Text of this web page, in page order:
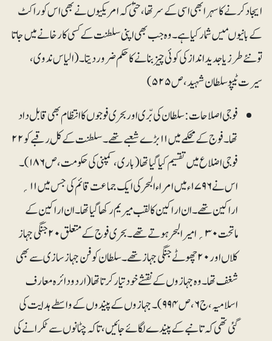
ایجاد کرنے کا سہرا بھی اسی کے سر تھا، حتیٰ کہ امریکیوں نے بھی اس کو راکٹ
کے بانیوںمیں شمار کیا ہے۔ وہ جب بھی اپنی سلطنت کے کسی کارخانے میں جاتا
تو نئے طرز یا جدید انداز کی کوئی چیز بنانے کا حکم ضرور دیتا۔(الیاس ندوی،
سیرت ٹیپو سلطان شہید،ص ۵۲۵ )
فوجی اصلاحات: سلطان کی بّری اور بحری فوجوں کا انتظام بھی قابل داد
تھا۔ فوج کے محکمے میں ۱۱بڑے شعبے تھے۔ سلطنت کے کُل رقبے کو ۲۲
فوجی اضلاع میں تقسیم کیا گیا تھا (باری، کمپنی کی حکومت،ص ۱۸۶)۔
اس نے ۱۷۹۶ء میں امراء البحر کی ایک جماعت قائم کی جس میں ۱۱؍
اراکین تھے۔ ان اراکین کا لقب میریم رکھا گیا تھا۔ ان اراکین کے
ماتحت ۳۰؍ امیر البحر ہوتے تھے۔ بحری فوج کے متعلق ۲۰جنگی جہاز
کلاں اور ۲۰چھوٹے جنگی جہاز تھے۔ سلطان کو فن جہاز سازی سے بھی
شغف تھا۔ وہ جہازوں کے نقشے خود تیار کرتا تھا (اردو دائرہ معارف
اسلامیہ، ج ۶، ص ۹۹۴)۔ جہازوں کے پیندوں کے واسطے ہدایت کی
گئی تھی کہ تانبے کے پیندے لگائے جائیں،تاکہ چٹانوں سے ٹکرانے کی